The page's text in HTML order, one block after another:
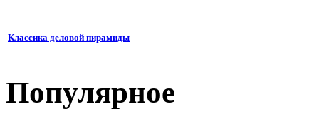
Классика деловой пирамиды
Популярное